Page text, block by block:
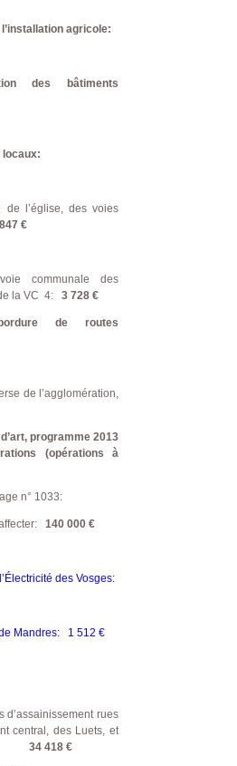
agricole:
des bâtiments
locaux:
de l’église, des voies
€
communale des
la VC 4: 3 728 €
de routes
de l’agglomération,
programme 2013
(opérations à
n° 1033:
140 000 €
des Vosges:
Mandres: 1 512 €
d’assainissement rues
central, des Luets, et
34 418 €